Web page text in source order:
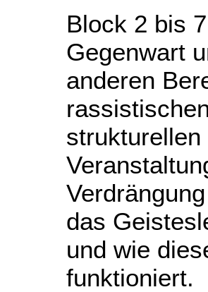
Block 2 bis
Gegenwart
anderen
das
und wie
funktioniert.